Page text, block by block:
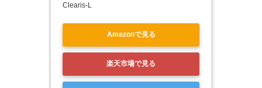
Clearis-L
Amazonで見る
楽天市場で見る